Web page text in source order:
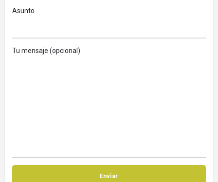
Asunto
Tu mensaje (opcional)